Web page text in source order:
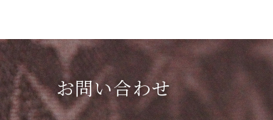
お問い合わせ